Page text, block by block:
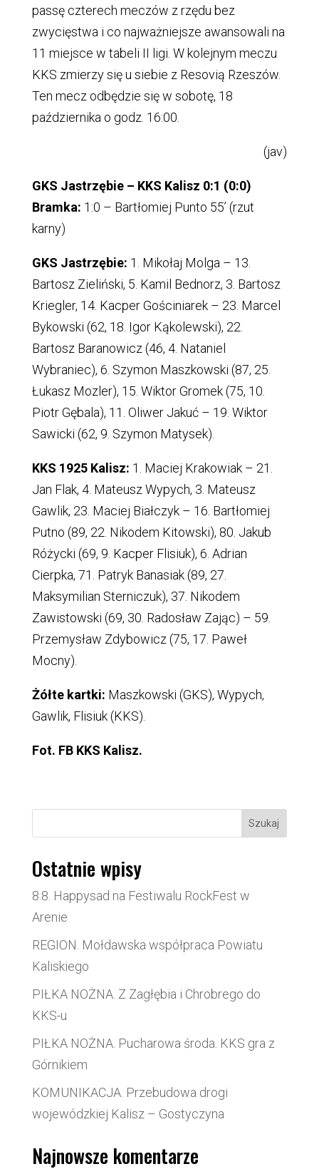
passę czterech meczów z rzędu bez
zwycięstwa i co najważniejsze awansowali na
11 miejsce w tabeli II ligi. W kolejnym meczu
KKS zmierzy się u siebie z Resovią Rzeszów.
Ten mecz odbędzie się w sobotę, 18
października o godz. 16:00.
(jav)
GKS Jastrzębie – KKS Kalisz 0:1 (0:0)
Bramka: 1:0 – Bartłomiej Punto 55’ (rzut
karny)
GKS Jastrzębie: 1. Mikołaj Molga – 13.
Bartosz Zieliński, 5. Kamil Bednorz, 3. Bartosz
Kriegler, 14. Kacper Gościniarek – 23. Marcel
Bykowski (62, 18. Igor Kąkolewski), 22.
Bartosz Baranowicz (46, 4. Nataniel
Wybraniec), 6. Szymon Maszkowski (87, 25.
Łukasz Mozler), 15. Wiktor Gromek (75, 10.
Piotr Gębala), 11. Oliwer Jakuć – 19. Wiktor
Sawicki (62, 9. Szymon Matysek).
KKS 1925 Kalisz: 1. Maciej Krakowiak – 21.
Jan Flak, 4. Mateusz Wypych, 3. Mateusz
Gawlik, 23. Maciej Białczyk – 16. Bartłomiej
Putno (89, 22. Nikodem Kitowski), 80. Jakub
Różycki (69, 9. Kacper Flisiuk), 6. Adrian
Cierpka, 71. Patryk Banasiak (89, 27.
Maksymilian Sterniczuk), 37. Nikodem
Zawistowski (69, 30. Radosław Zając) – 59.
Przemysław Zdybowicz (75, 17. Paweł
Mocny).
Żółte kartki: Maszkowski (GKS), Wypych,
Gawlik, Flisiuk (KKS).
Fot. FB KKS Kalisz.
Szukaj
Ostatnie wpisy
8.8. Happysad na Festiwalu RockFest w
Arenie
REGION. Mołdawska współpraca Powiatu
Kaliskiego
PIŁKA NOŻNA. Z Zagłębia i Chrobrego do
KKS-u
PIŁKA NOŻNA. Pucharowa środa. KKS gra z
Górnikiem
KOMUNIKACJA. Przebudowa drogi
wojewódzkiej Kalisz – Gostyczyna
Najnowsze komentarze